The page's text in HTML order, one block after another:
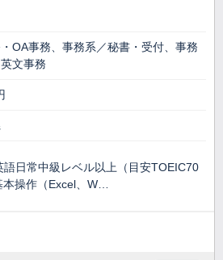
OA事務、事務系／秘書・受付、事務
文事務
語日常中級レベル以上（目安TOEIC70
本操作（Excel、W…